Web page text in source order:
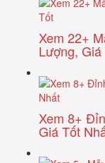
Xem 22+
Lượng, Giá
Xem 8+
Giá Tốt